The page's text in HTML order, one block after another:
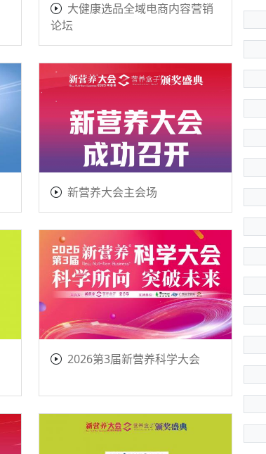
大健康选品全域电商内容营销
论坛
新营养大会主会场
2026第3届新营养科学大会